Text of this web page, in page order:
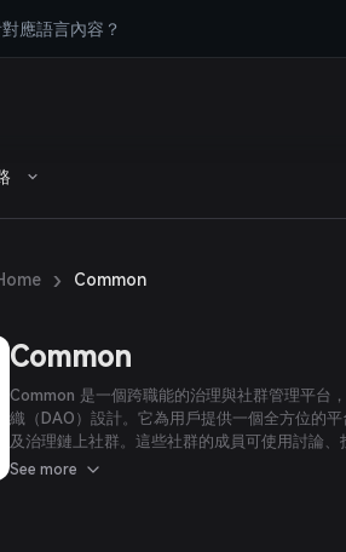
應語言內容？
› Common
Common
Common 是一個跨職能的治理與社群管理平台
織（DAO）設計。它為用戶提供一個全方位的
及治理鏈上社群。這些社群的成員可使用討論、
等必要工具。
See more